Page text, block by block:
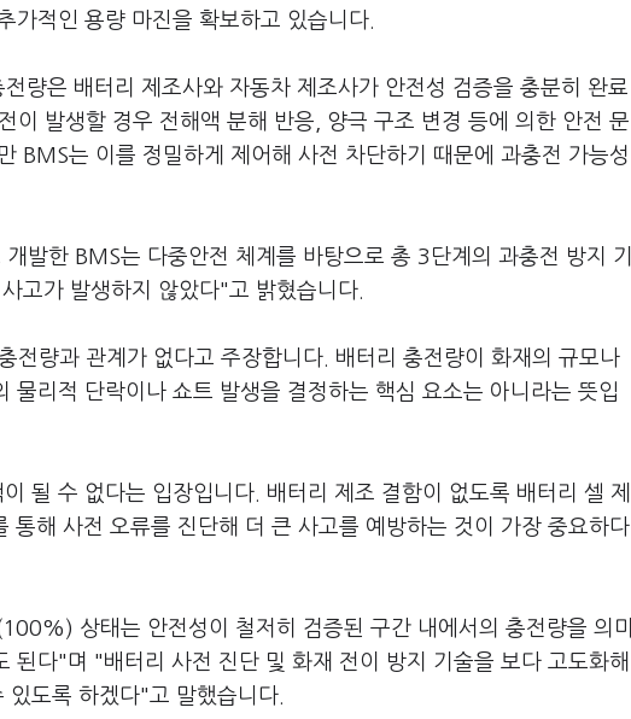
가적인 용량 마진을 확보하고 있습니다.
량은 배터리 제조사와 자동차 제조사가 안전성 검증을 충분히 완료
발생할 경우 전해액 분해 반응, 양극 구조 변경 등에 의한 안전 문
BMS는 이를 정밀하게 제어해 사전 차단하기 때문에 과충전 가능성
발한 BMS는 다중안전 체계를 바탕으로 총 3단계의 과충전 방지 기
고가 발생하지 않았다"고 밝혔습니다.
전량과 관계가 없다고 주장합니다. 배터리 충전량이 화재의 규모나
물리적 단락이나 쇼트 발생을 결정하는 핵심 요소는 아니라는 뜻입
될 수 없다는 입장입니다. 배터리 제조 결함이 없도록 배터리 셀 제
통해 사전 오류를 진단해 더 큰 사고를 예방하는 것이 가장 중요하다
상태는 안전성이 철저히 검증된 구간 내에서의 충전량을 의미
된다"며 "배터리 사전 진단 및 화재 전이 방지 기술을 보다 고도화해
도록 하겠다"고 말했습니다.